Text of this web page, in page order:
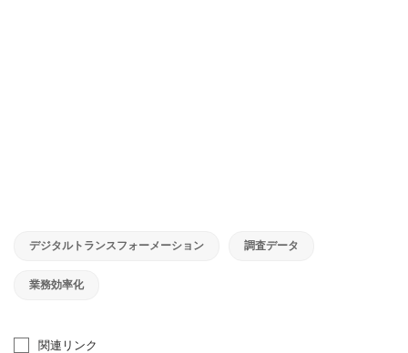
デジタルトランスフォーメーション 調査データ
業務効率化
関連リンク